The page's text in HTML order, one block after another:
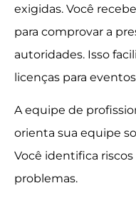
exigidas. Você
para comprovar a
autoridades. Isso
licenças para
A equipe de
orienta sua equipe
Você identifica
problemas.